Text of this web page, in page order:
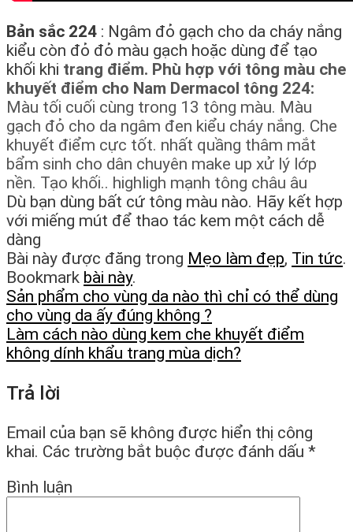
Bản sắc 224 : Ngâm đỏ gạch cho da cháy nắng
kiểu còn đỏ đỏ màu gạch hoặc dùng để tạo
khối khi trang điểm. Phù hợp với tông màu che
khuyết điểm cho Nam Dermacol tông 224:
Màu tối cuối cùng trong 13 tông màu. Màu
gạch đỏ cho da ngâm đen kiểu cháy nắng. Che
khuyết điểm cực tốt. nhất quầng thâm mắt
bẩm sinh cho dân chuyên make up xử lý lớp
nền. Tạo khối.. highligh mạnh tông châu âu
Dù bạn dùng bất cứ tông màu nào. Hãy kết hợp
với miếng mút để thao tác kem một cách dễ
dàng
Bài này được đăng trong Mẹo làm đẹp, Tin tức.
Bookmark bài này.
Sản phẩm cho vùng da nào thì chỉ có thể dùng
cho vùng da ấy đúng không ?
Làm cách nào dùng kem che khuyết điểm
không dính khẩu trang mùa dịch?
Trả lời
Email của bạn sẽ không được hiển thị công
khai. Các trường bắt buộc được đánh dấu *
Bình luận